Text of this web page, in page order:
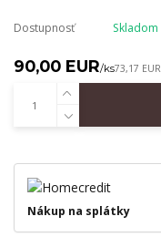
Dostupnosť Skladom
90,00 EUR/ks73,17 EUR
Nákup na splátky